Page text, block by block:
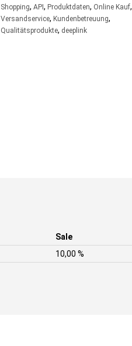
Shopping, API , Produktdaten, Online Kauf,
Versandservice, Kundenbetreuung,
Qualitätsprodukte, deeplink
Sale
10,00 %